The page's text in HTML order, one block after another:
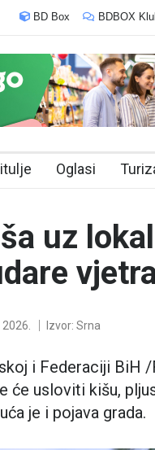
BD Box BDBOX
Oglasi
uz
Izvor: Srna
i Federaciji BiH
će usloviti kišu,
je i pojava grada.